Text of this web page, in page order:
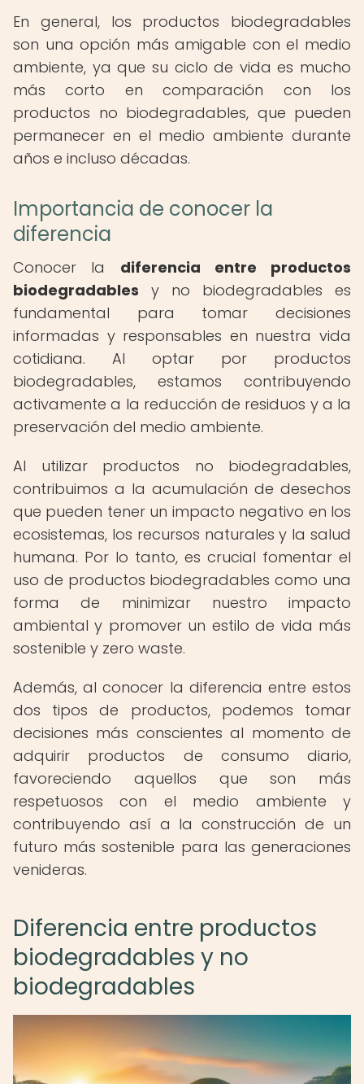
En general, los productos biodegradables
son una opción más amigable con el medio
ambiente, ya que su ciclo de vida es mucho
más corto en comparación con los
productos no biodegradables, que pueden
permanecer en el medio ambiente durante
años e incluso décadas.
Importancia de conocer la
diferencia
Conocer la diferencia entre productos
biodegradables y no biodegradables es
fundamental para tomar decisiones
informadas y responsables en nuestra vida
cotidiana. Al optar por productos
biodegradables, estamos contribuyendo
activamente a la reducción de residuos y a la
preservación del medio ambiente.
Al utilizar productos no biodegradables,
contribuimos a la acumulación de desechos
que pueden tener un impacto negativo en los
ecosistemas, los recursos naturales y la salud
humana. Por lo tanto, es crucial fomentar el
uso de productos biodegradables como una
forma de minimizar nuestro impacto
ambiental y promover un estilo de vida más
sostenible y zero waste.
Además, al conocer la diferencia entre estos
dos tipos de productos, podemos tomar
decisiones más conscientes al momento de
adquirir productos de consumo diario,
favoreciendo aquellos que son más
respetuosos con el medio ambiente y
contribuyendo así a la construcción de un
futuro más sostenible para las generaciones
venideras.
Diferencia entre productos
biodegradables y no
biodegradables